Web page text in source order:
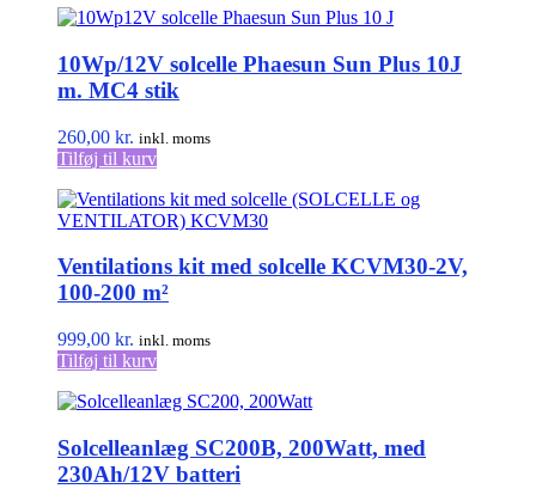
10Wp/12V solcelle Phaesun Sun Plus 10J
m. MC4 stik
260,00 kr. inkl. moms
Tilføj til kurv
Ventilations kit med solcelle KCVM30-2V,
100-200 m²
999,00 kr. inkl. moms
Tilføj til kurv
Solcelleanlæg SC200B, 200Watt, med
230Ah/12V batteri